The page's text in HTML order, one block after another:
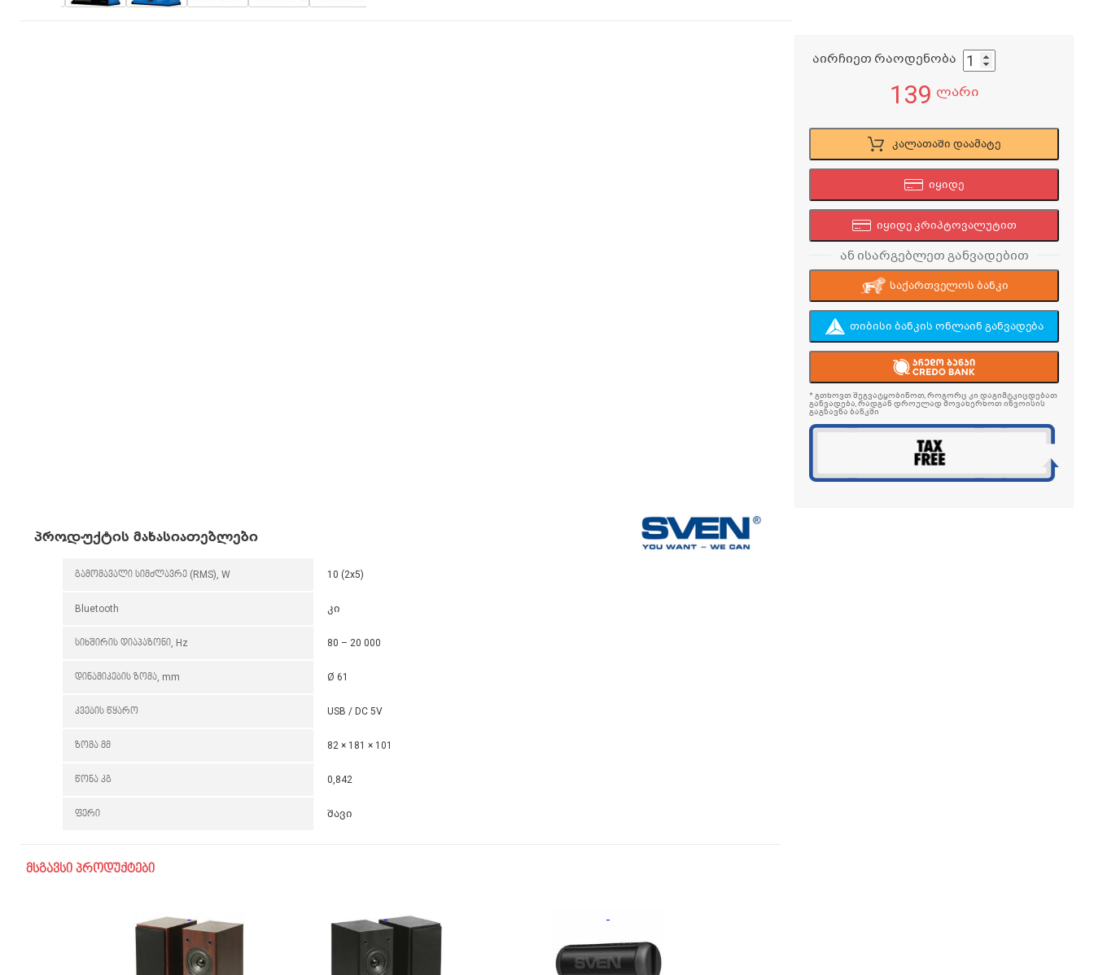
აირჩიეთ რაოდენობა
139 ლარი
კალათაში დაამატე
იყიდე
იყიდე კრიპტოვალუტით
ან ისარგებლეთ განვადებით
საქართველოს ბანკი
თიბისი ბანკის ონლაინ განვადება
* გთხოვთ შეგვატყობინოთ, როგორც კი დაგიმტკიცდებათ
განვადება, რადგან დროულად მოვახერხოთ ინვოისის
გაგზავნა ბანკში
პროდუქტის მახასიათებლები
გამომავალი სიმძლავრე (RMS), W 10 (2x5)
Bluetooth კი
სიხშირის დიაპაზონი, Hz 80 – 20 000
დინამიკების ზომა, mm Ø 61
კვების წყარო USB / DC 5V
ზომა მმ 82 × 181 × 101
წონა კგ 0,842
ფერი შავი
მსგავსი პროდუქტები